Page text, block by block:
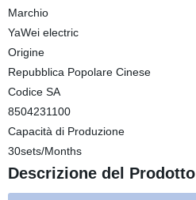
Marchio
YaWei electric
Origine
Repubblica Popolare Cinese
Codice SA
8504231100
Capacità di Produzione
30sets/Months
Descrizione del Prodotto